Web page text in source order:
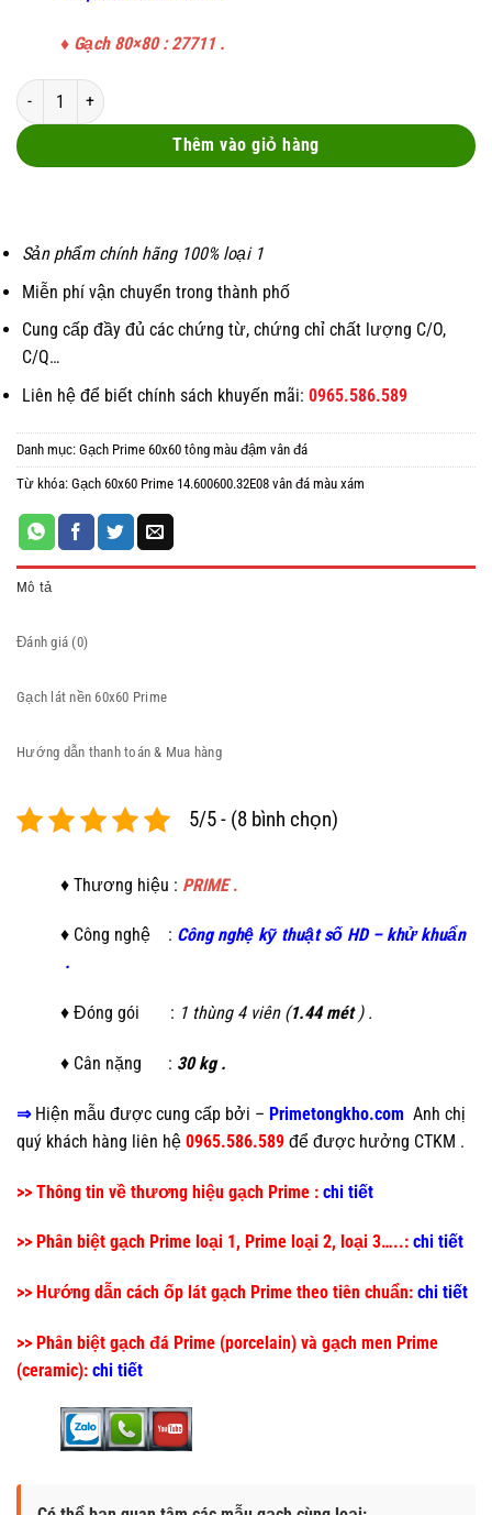
29 ₫.18 ₫.
♦ Gạch 80×80 : 27711.
Gạch 60x60 Prime 14.600600.32E08 số lượng
Thêm vào giỏ hàng
Sản phẩm chính hãng 100% loại 1
Miễn phí vận chuyển trong thành phố
Cung cấp đầy đủ các chứng từ, chứng chỉ chất lượng C/O,
C/Q…
Liên hệ để biết chính sách khuyến mãi: 0965.586.589
Danh mục: Gạch Prime 60x60 tông màu đậm vân đá
Từ khóa: Gạch 60x60 Prime 14.600600.32E08 vân đá màu xám
Mô tả
Đánh giá (0)
Gạch lát nền 60x60 Prime
Hướng dẫn thanh toán & Mua hàng
5/5 - (8 bình chọn)
♦ Thương hiệu : PRIME.
♦ Công nghệ : Công nghệ kỹ thuật số HD– khử khuẩn
.
♦ Đóng gói : 1 thùng 4 viên (1.44 mét) .
♦ Cân nặng : 30 kg .
⇒ Hiện mẫu được cung cấp bởi – Primetongkho.com Anh chị
quý khách hàng liên hệ 0965.586.589 để được hưởng CTKM .
>> Thông tin về thương hiệu gạch Prime : chi tiết
>> Phân biệt gạch Prime loại 1, Prime loại 2, loại 3…..: chi tiết
>> Hướng dẫn cách ốp lát gạch Prime theo tiên chuẩn: chi tiết
>> Phân biệt gạch đá Prime (porcelain) và gạch men Prime
(ceramic): chi tiết